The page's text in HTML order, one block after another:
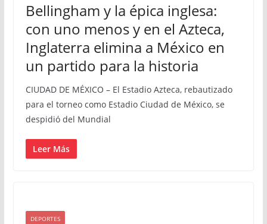
Bellingham y la épica inglesa:
con uno menos y en el Azteca,
Inglaterra elimina a México en
un partido para la historia
CIUDAD DE MÉXICO – El Estadio Azteca, rebautizado
para el torneo como Estadio Ciudad de México, se
despidió del Mundial
Leer Más
DEPORTES